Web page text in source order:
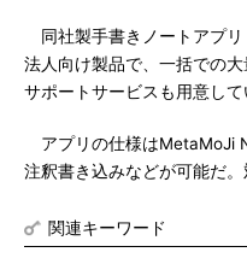
同社製手書きノートアプ
法人向け製品で、一括での
サポートサービスも用意して
アプリの仕様はMetaMoJi
注釈書き込みなどが可能だ。
関連キーワード